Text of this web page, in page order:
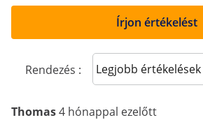
Írjon értékelést
Rendezés : Sort reviews
Thomas4 hónappal ezelőtt